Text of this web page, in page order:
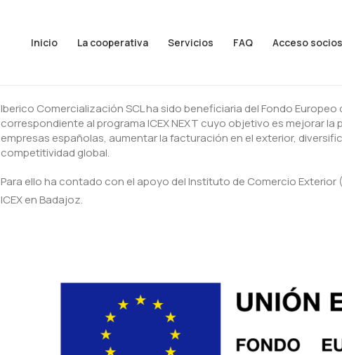
Inicio La cooperativa Servicios FAQ Acceso socios
Iberico Comercialización SCL ha sido beneficiaria del Fondo Europeo
correspondiente al programa ICEX NEXT cuyo objetivo es mejorar
empresas españolas, aumentar la facturación en el exterior,
competitividad global.
Para ello ha contado con el apoyo del Instituto de Comercio Exterior
ICEX en Badajoz.